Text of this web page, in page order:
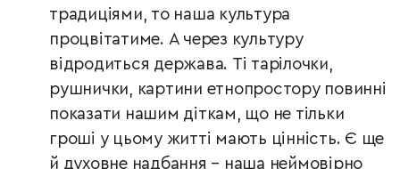
традиціями, то наша культура
процвітатиме. А через культуру
відродиться держава. Ті тарілочки,
рушнички, картини етнопростору повинні
показати нашим діткам, що не тільки
гроші у цьому житті мають цінність. Є ще
й духовне надбання – наша неймовірно